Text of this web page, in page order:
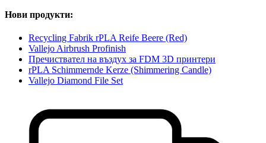
Нови продукти:
Recycling Fabrik rPLA Reife Beere (Red)
Vallejo Airbrush Profinish
Пречиствател на въздух за FDM 3D принтери
rPLA Schimmernde Kerze (Shimmering Candle)
Vallejo Diamond File Set